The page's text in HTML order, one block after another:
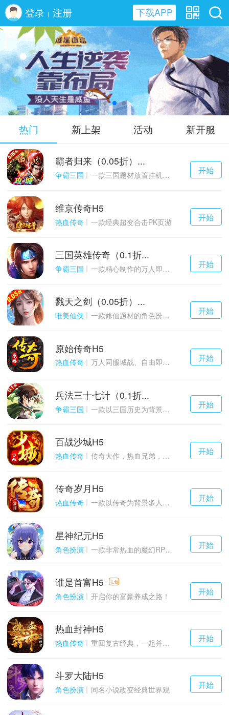
登录 | 注册 下载APP
谁是首富H5
热门 新上架 活动 新开服
千百度h5
游戏
开始
霸者归来（0.05折）...
争霸三国 一款三国题材放置挂机与战争策略结合的游戏
千百度h5
游戏
开始
维京传奇H5
热血传奇 一款经典超变合击PK页游
千百度h5
游戏
开始
三国英雄传奇（0.1折...
争霸三国 一款精心制作的万人即时战斗SLG三国手游
千百度h5
游戏
开始
戮天之剑（0.05折）...
唯美仙侠 一款修仙题材的角色扮演养成手游
千百度h5
游戏
开始
原始传奇H5
热血传奇 万人同服城战、自由即时PK的1.85经典玩法
千百度h5
游戏
开始
兵法三十七计（0.1折...
争霸三国 一款以三国历史为背景的卡牌策略游戏
千百度h5
游戏
开始
百战沙城H5
热血传奇 传奇大作，热血兄弟，血战沙城！
千百度h5
游戏
开始
传奇岁月H5
热血传奇 一款以传奇为背景多人在线的ARPG大作
千百度h5
游戏
开始
星神纪元H5
角色扮演 一款非常热血的魔幻RPG游戏
千百度h5
游戏
开始
谁是首富H5 礼包
角色扮演 开启你的富豪养成之路！
千百度h5
游戏
开始
热血封神H5
热血传奇 重回复古经典，一起并肩作战吧！
千百度h5
游戏
开始
斗罗大陆H5
角色扮演 同名小说改变经典世界观